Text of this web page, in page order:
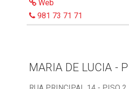
Web
981 73 71 71
MARIA DE LUCIA -